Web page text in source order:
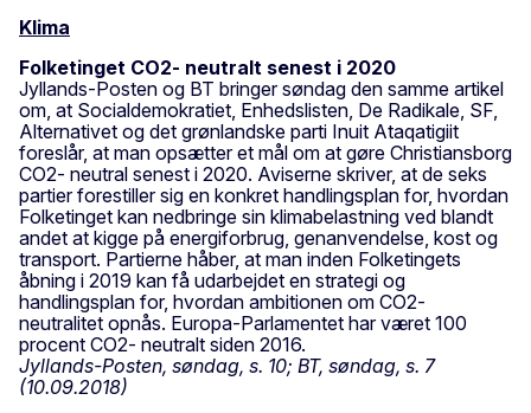
Klima
Folketinget CO2- neutralt senest i 2020
Jyllands-Posten og BT bringer søndag den samme artikel
om, at Socialdemokratiet, Enhedslisten, De Radikale, SF,
Alternativet og det grønlandske parti Inuit Ataqatigiit
foreslår, at man opsætter et mål om at gøre Christiansborg
CO2- neutral senest i 2020. Aviserne skriver, at de seks
partier forestiller sig en konkret handlingsplan for, hvordan
Folketinget kan nedbringe sin klimabelastning ved blandt
andet at kigge på energiforbrug, genanvendelse, kost og
transport. Partierne håber, at man inden Folketingets
åbning i 2019 kan få udarbejdet en strategi og
handlingsplan for, hvordan ambitionen om CO2-
neutralitet opnås. Europa-Parlamentet har været 100
procent CO2- neutralt siden 2016.
Jyllands-Posten, søndag, s. 10; BT, søndag, s. 7
(10.09.2018)